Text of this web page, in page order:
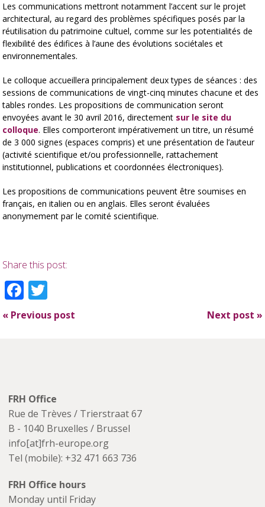
Les communications mettront notamment l’accent sur le projet
architectural, au regard des problèmes spécifiques posés par la
réutilisation du patrimoine cultuel, comme sur les potentialités de
flexibilité des édifices à l’aune des évolutions sociétales et
environnementales.
Le colloque accueillera principalement deux types de séances : des
sessions de communications de vingt-cinq minutes chacune et des
tables rondes. Les propositions de communication seront
envoyées avant le 30 avril 2016, directement sur le site du
colloque. Elles comporteront impérativement un titre, un résumé
de 3 000 signes (espaces compris) et une présentation de l’auteur
(activité scientifique et/ou professionnelle, rattachement
institutionnel, publications et coordonnées électroniques).
Les propositions de communications peuvent être soumises en
français, en italien ou en anglais. Elles seront évaluées
anonymement par le comité scientifique.
Share this post:
Facebook
« Previous post Next post »
FRH Office
Rue de Trèves / Trierstraat 67
B - 1040 Bruxelles / Brussel
info[at]frh-europe.org
Tel (mobile): +32 471 663 736
FRH Office hours
Monday until Friday